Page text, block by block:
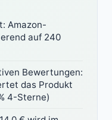
Amazon-
auf 240
Bewertungen:
das Produkt
4-Sterne)